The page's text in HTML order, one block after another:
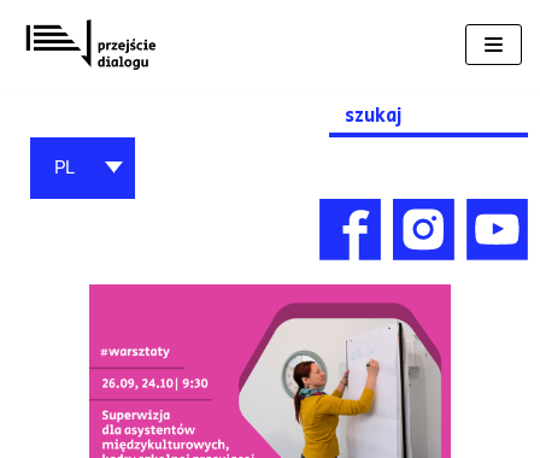
Przejdź
do
Search
for:
PL